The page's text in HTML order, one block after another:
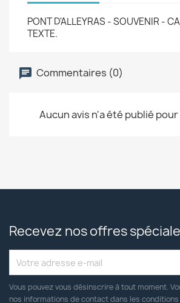
PONT D'ALLEYRAS - SOUVENIR -
TEXTE.
Commentaires (0)
Aucun avis n'a été publié
Recevez nos offres
Vous pouvez vous désinscrire à tout moment.
nos informations de contact dans les